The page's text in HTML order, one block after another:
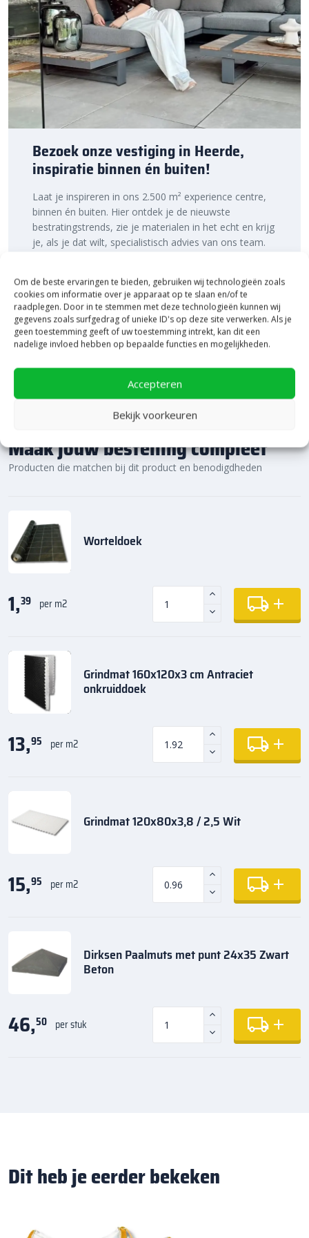
Om de beste ervaringen te bieden, gebruiken wij technologieën zoals
cookies om informatie over je apparaat op te slaan en/of te
raadplegen. Door in te stemmen met deze technologieën kunnen wij
gegevens zoals surfgedrag of unieke ID's op deze site verwerken. Als je
geen toestemming geeft of uw toestemming intrekt, kan dit een
nadelige invloed hebben op bepaalde functies en mogelijkheden.
Accepteren
Bekijk voorkeuren
Lees meer over hetverwerken van grind en splitin ons
kenniscentrum.
Bestratingsmarkt.com: de beste prijs,
snelle levering
Bij Bestratingsmarkt.com ben je verzekerd van de beste prijs in
Nederland. Dankzij onze ruime voorraad en snelle levering kun je
snel van een sfeervolle tuin geniet. Bestel daarom vandaag nog.
Ontdek de hoogwaardige kwaliteit en voordelige prijs van Asia
Bestratingsmarkt.com.
Bezoek onze vestiging in Heerde,
inspiratie binnen én buiten!
Laat je inspireren in ons 2.500 m² experience centre,
binnen én buiten. Hier ontdek je de nieuwste
bestratingstrends, zie je materialen in het echt en krijg
je, als je dat wilt, specialistisch advies van ons team.
Bekijk Showpresentatie
Maak jouw bestelling compleet
Producten die matchen bij dit product en benodigdheden
Worteldoek
1,39 per m2
Grindmat 160x120x3 cm Antraciet
onkruiddoek
13,95 per m2
Grindmat 120x80x3,8 / 2,5 Wit
15,95 per m2
Dirksen Paalmuts met punt 24x35 Zwart
Beton
46,50 per stuk
Dit heb je eerder bekeken